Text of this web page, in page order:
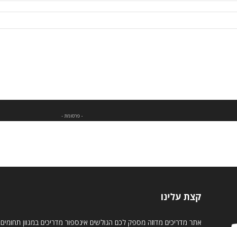
- פרסומת -
קצת עלינו
אתר מדריכים מדוזה מספק לכם הגולשים אינספור מדריכים במגוון תחומים